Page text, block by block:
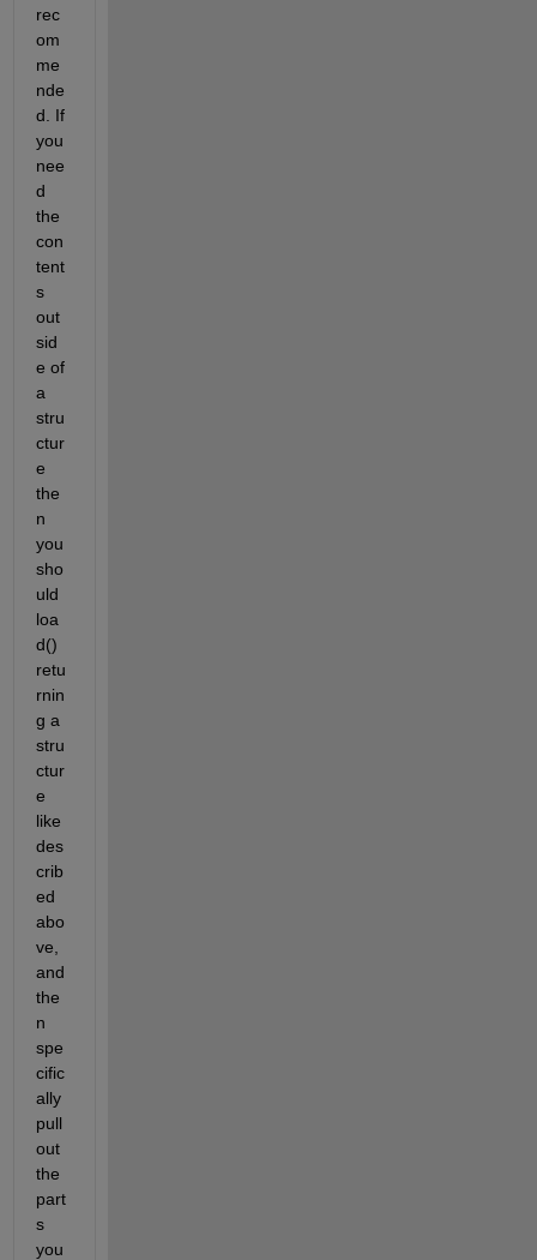
rec
om
me
nde
d. If
you
nee
d
the
con
tent
s
out
sid
e of
a
stru
ctur
e
the
n
you
sho
uld
loa
d()
retu
rnin
g a
stru
ctur
e
like
des
crib
ed
abo
ve,
and
the
n
spe
cific
ally
pull
out
the
part
s
you